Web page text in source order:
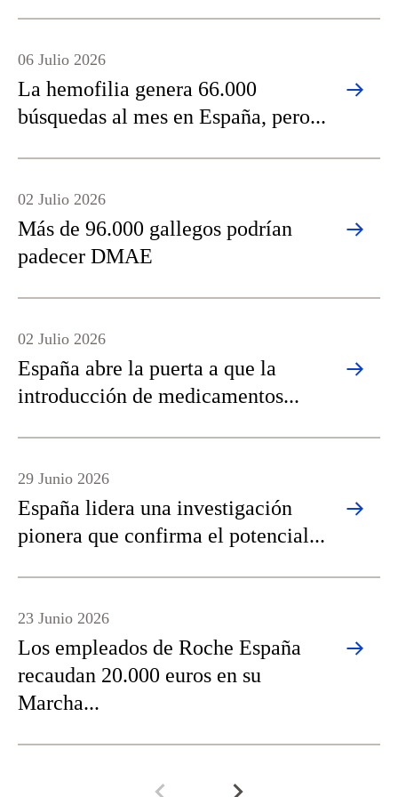
La hemofilia genera 66.000
búsquedas al mes en España, pero...
06 Julio 2026
Más de 96.000 gallegos podrían
padecer DMAE
02 Julio 2026
España abre la puerta a que la
introducción de medicamentos...
02 Julio 2026
España lidera una investigación
pionera que confirma el potencial...
29 Junio 2026
Los empleados de Roche España
recaudan 20.000 euros en su
Marcha...
23 Junio 2026